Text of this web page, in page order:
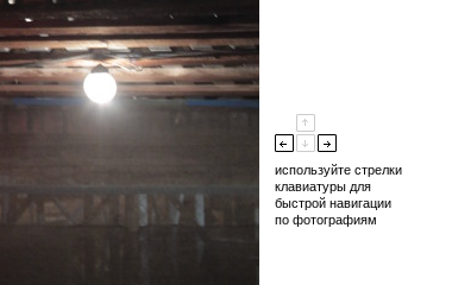
используйте стрелки
клавиатуры для
быстрой навигации
по фотографиям